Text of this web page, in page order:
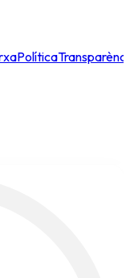
Política